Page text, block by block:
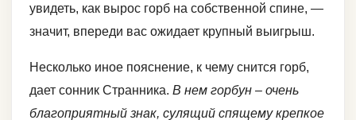
увидеть, как вырос горб на собственной спине, —
значит, впереди вас ожидает крупный выигрыш.
Несколько иное пояснение, к чему снится горб,
дает сонник Странника. В нем горбун – очень
благоприятный знак, сулящий спящему крепкое